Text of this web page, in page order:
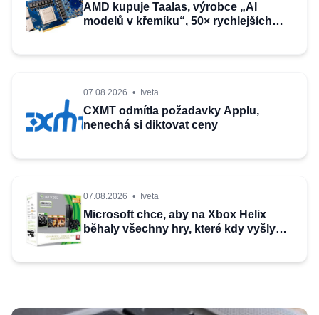
AMD kupuje Taalas, výrobce „AI
modelů v křemíku“, 50× rychlejších
07.08.2026 • Iveta
CXMT odmítla požadavky Applu,
nenechá si diktovat ceny
07.08.2026 • Iveta
Microsoft chce, aby na Xbox Helix
běhaly všechny hry, které kdy vyšly